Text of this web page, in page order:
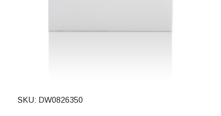
SKU DW0826350